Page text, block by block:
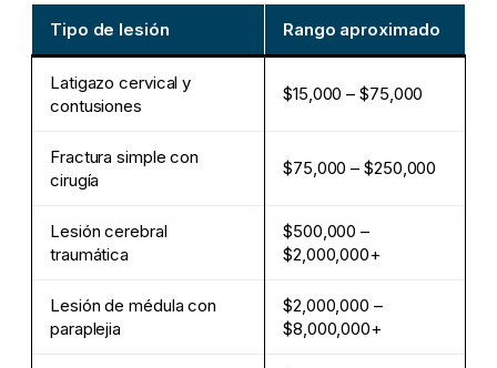
Tipo de lesión Rango aproximado
Latigazo cervical y
contusiones
$15,000 – $75,000
Fractura simple con
cirugía
$75,000 – $250,000
Lesión cerebral
traumática
$500,000 –
$2,000,000+
Lesión de médula con
paraplejia
$2,000,000 –
$8,000,000+